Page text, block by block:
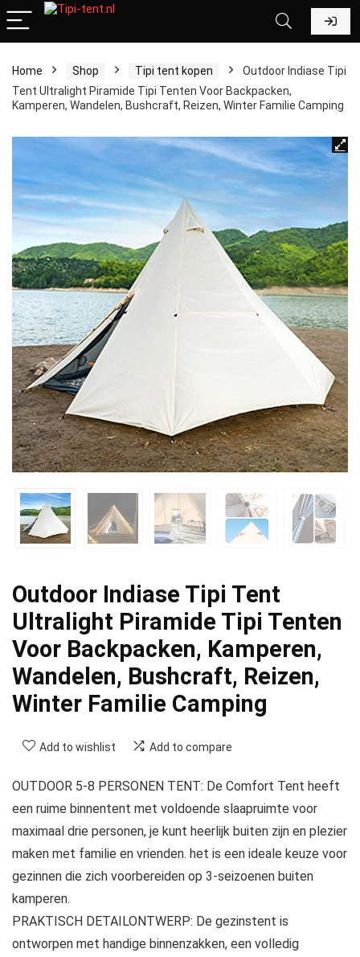
Home Shop Tipi tent kopen
Outdoor Indiase Tipi
Tent Ultralight Piramide Tipi Tenten Voor Backpacken,
Kamperen, Wandelen, Bushcraft, Reizen, Winter Familie Camping
Outdoor Indiase Tipi Tent
Ultralight Piramide Tipi Tenten
Voor Backpacken, Kamperen,
Wandelen, Bushcraft, Reizen,
Winter Familie Camping
Add to wishlist Add to compare
OUTDOOR 5-8 PERSONEN TENT: De Comfort Tent heeft
een ruime binnentent met voldoende slaapruimte voor
maximaal drie personen, je kunt heerlijk buiten zijn en plezier
maken met familie en vrienden. het is een ideale keuze voor
gezinnen die zich voorbereiden op 3-seizoenen buiten
kamperen.
PRAKTISCH DETAILONTWERP: De gezinstent is
ontworpen met handige binnenzakken, een volledig